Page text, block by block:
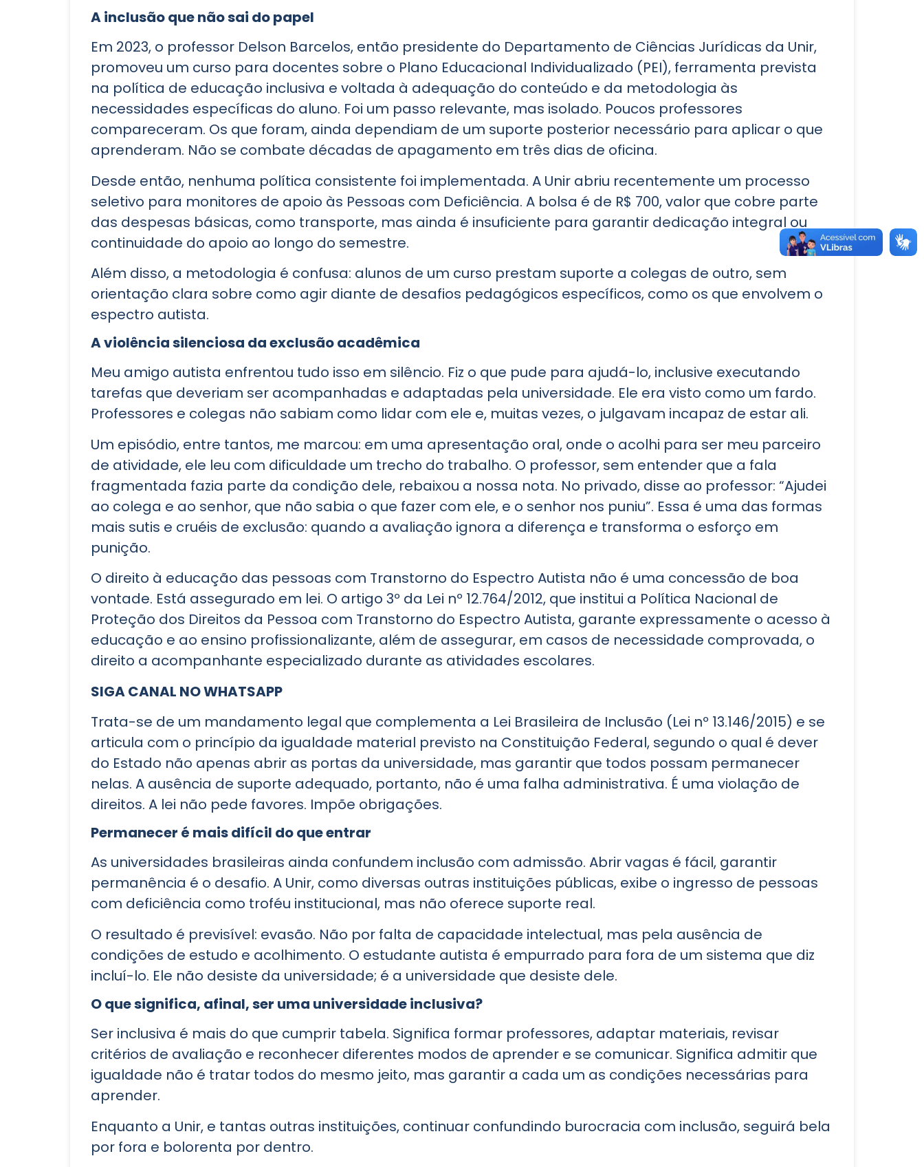
A inclusão que não sai do papel
Em 2023, o professor Delson Barcelos, então presidente do Departamento de Ciências Jurídicas da Unir,
promoveu um curso para docentes sobre o Plano Educacional Individualizado (PEI), ferramenta prevista
na política de educação inclusiva e voltada à adequação do conteúdo e da metodologia às
necessidades específicas do aluno. Foi um passo relevante, mas isolado. Poucos professores
compareceram. Os que foram, ainda dependiam de um suporte posterior necessário para aplicar o que
aprenderam. Não se combate décadas de apagamento em três dias de oficina.
Desde então, nenhuma política consistente foi implementada. A Unir abriu recentemente um processo
seletivo para monitores de apoio às Pessoas com Deficiência. A bolsa é de R$ 700, valor que cobre parte
das despesas básicas, como transporte, mas ainda é insuficiente para garantir dedicação integral ou
continuidade do apoio ao longo do semestre.
Além disso, a metodologia é confusa: alunos de um curso prestam suporte a colegas de outro, sem
orientação clara sobre como agir diante de desafios pedagógicos específicos, como os que envolvem o
espectro autista.
A violência silenciosa da exclusão acadêmica
Meu amigo autista enfrentou tudo isso em silêncio. Fiz o que pude para ajudá-lo, inclusive executando
tarefas que deveriam ser acompanhadas e adaptadas pela universidade. Ele era visto como um fardo.
Professores e colegas não sabiam como lidar com ele e, muitas vezes, o julgavam incapaz de estar ali.
Um episódio, entre tantos, me marcou: em uma apresentação oral, onde o acolhi para ser meu parceiro
de atividade, ele leu com dificuldade um trecho do trabalho. O professor, sem entender que a fala
fragmentada fazia parte da condição dele, rebaixou a nossa nota. No privado, disse ao professor: “Ajudei
ao colega e ao senhor, que não sabia o que fazer com ele, e o senhor nos puniu”. Essa é uma das formas
mais sutis e cruéis de exclusão: quando a avaliação ignora a diferença e transforma o esforço em
punição.
O direito à educação das pessoas com Transtorno do Espectro Autista não é uma concessão de boa
vontade. Está assegurado em lei. O artigo 3º da Lei nº 12.764/2012, que institui a Política Nacional de
Proteção dos Direitos da Pessoa com Transtorno do Espectro Autista, garante expressamente o acesso à
educação e ao ensino profissionalizante, além de assegurar, em casos de necessidade comprovada, o
direito a acompanhante especializado durante as atividades escolares.
SIGA CANAL NO WHATSAPP
Trata-se de um mandamento legal que complementa a Lei Brasileira de Inclusão (Lei nº 13.146/2015) e se
articula com o princípio da igualdade material previsto na Constituição Federal, segundo o qual é dever
do Estado não apenas abrir as portas da universidade, mas garantir que todos possam permanecer
nelas. A ausência de suporte adequado, portanto, não é uma falha administrativa. É uma violação de
direitos. A lei não pede favores. Impõe obrigações.
Permanecer é mais difícil do que entrar
As universidades brasileiras ainda confundem inclusão com admissão. Abrir vagas é fácil, garantir
permanência é o desafio. A Unir, como diversas outras instituições públicas, exibe o ingresso de pessoas
com deficiência como troféu institucional, mas não oferece suporte real.
O resultado é previsível: evasão. Não por falta de capacidade intelectual, mas pela ausência de
condições de estudo e acolhimento. O estudante autista é empurrado para fora de um sistema que diz
incluí-lo. Ele não desiste da universidade; é a universidade que desiste dele.
O que significa, afinal, ser uma universidade inclusiva?
Ser inclusiva é mais do que cumprir tabela. Significa formar professores, adaptar materiais, revisar
critérios de avaliação e reconhecer diferentes modos de aprender e se comunicar. Significa admitir que
igualdade não é tratar todos do mesmo jeito, mas garantir a cada um as condições necessárias para
aprender.
Enquanto a Unir, e tantas outras instituições, continuar confundindo burocracia com inclusão, seguirá bela
por fora e bolorenta por dentro.